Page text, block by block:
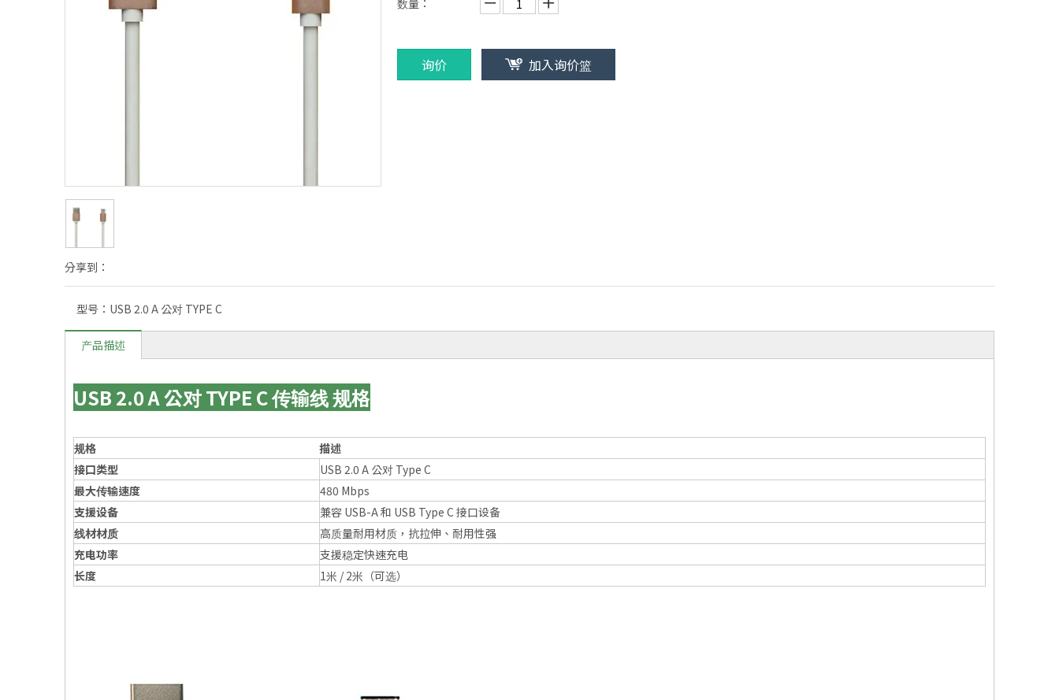
分享到：
数量：
询价 加入询价篮
型号： USB 2.0 A 公对 TYPE C
产品描述
USB 2.0 A 公对 TYPE C 传输线 规格
规格
描述
接口类型
USB 2.0 A 公对 Type C
最大传输速度
480 Mbps
支援设备
兼容 USB-A 和 USB Type C 接口设备
线材材质
高质量耐用材质，抗拉伸、耐用性强
充电功率
支援稳定快速充电
长度
1米 / 2米（可选）